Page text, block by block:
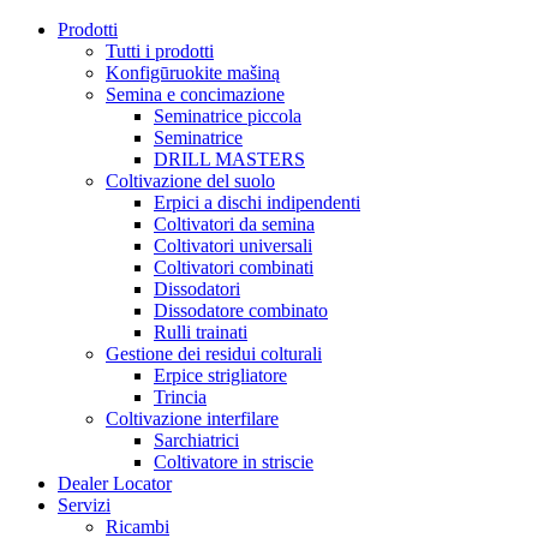
Prodotti
Tutti i prodotti
Konfigūruokite mašiną
Semina e concimazione
Seminatrice piccola
Seminatrice
DRILL MASTERS
Coltivazione del suolo
Erpici a dischi indipendenti
Coltivatori da semina
Coltivatori universali
Coltivatori combinati
Dissodatori
Dissodatore combinato
Rulli trainati
Gestione dei residui colturali
Erpice strigliatore
Trincia
Coltivazione interfilare
Sarchiatrici
Coltivatore in striscie
Dealer Locator
Servizi
Ricambi